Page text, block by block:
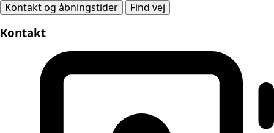
Kontakt og åbningstider Find vej
Kontakt